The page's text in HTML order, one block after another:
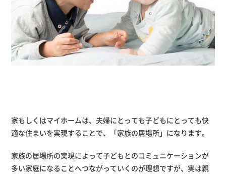
家もしくはマイホームは、夫婦にとっても子どもにとっても快
適な住まいを実現することで、「家族の居場所」になります。
家族の居場所の実現によって子どもとのコミュニケーションが
多い家庭になることへつながっていくのが理想ですが、実は親